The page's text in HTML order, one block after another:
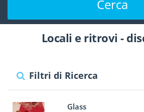
Cerca
Locali e ritrovi -
Filtri di Ricerca
Glass